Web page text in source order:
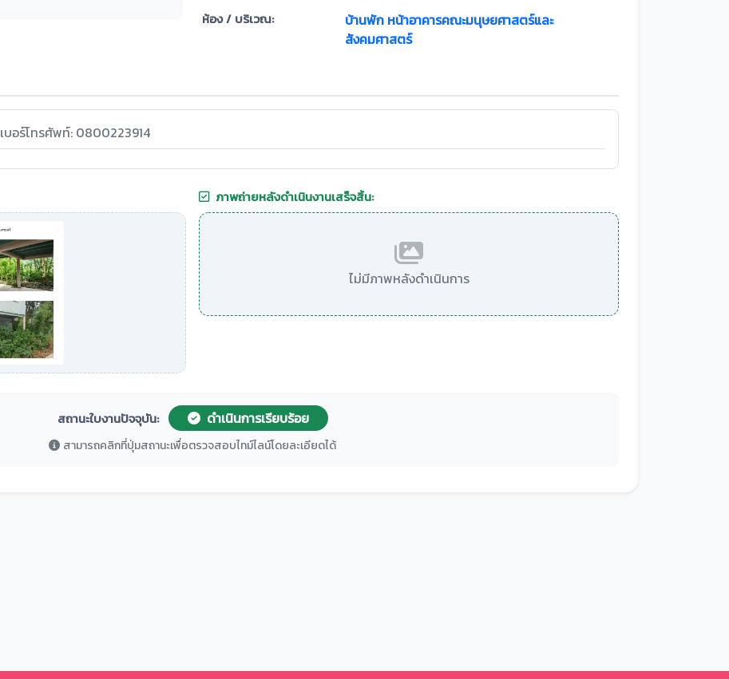
ห้อง / บริเวณ:
บ้านพัก หน้าอาคารคณะมนุษยศาสตร์และ
สังคมศาสตร์
เบอร์โทรศัพท์: 0800223914
ภาพถ่ายหลังดำเนินงานเสร็จสิ้น:
ไม่มีภาพหลังดำเนินการ
สถานะใบงานปัจจุบัน: ดำเนินการเรียบร้อย
สามารถคลิกที่ปุ่มสถานะเพื่อตรวจสอบไทม์ไลน์โดยละเอียดได้